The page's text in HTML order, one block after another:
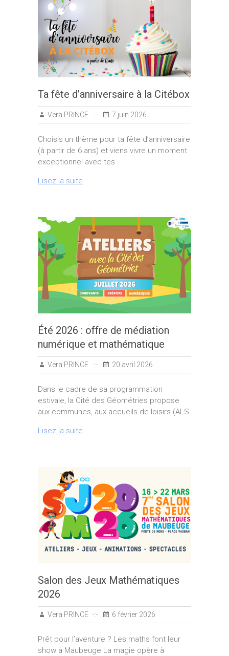
Ta fête d’anniversaire à la Citébox
Vera PRINCE 7 juin 2026
Choisis un thème pour ta fête d’anniversaire
(à partir de 6 ans) et viens vivre un moment
exceptionnel avec tes
Lisez la suite
Été 2026 : offre de médiation
numérique et mathématique
Vera PRINCE 20 avril 2026
Dans le cadre de sa programmation
estivale, la Cité des Géométries propose
aux communes, aux accueils de loisirs (ALS
Lisez la suite
Salon des Jeux Mathématiques
2026
Vera PRINCE 6 février 2026
Prêt pour l’aventure ? Les maths font leur
show à Maubeuge La magie opère à